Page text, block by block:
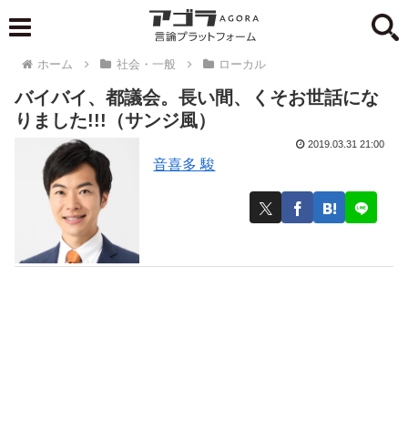
ホーム 社会・一般 ローカル
バイバイ、都議会。長い間、くそお世話にな
りました!!!（サンジ風）
音喜多 駿
2019.03.31 21:00